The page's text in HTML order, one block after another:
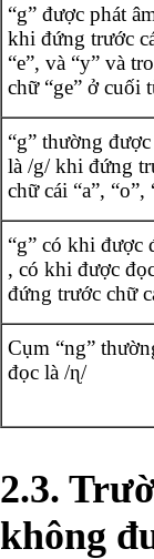
“g” được phát
khi đứng trước
“e”, và “y” và
chữ “ge” ở cuối
“g” thường
là /g/ khi đứng
chữ cái “a”, “o”,
“g” có khi được
, có khi được
đứng trước chữ
Cụm “ng”
đọc là /ɳ/
2.3.
không